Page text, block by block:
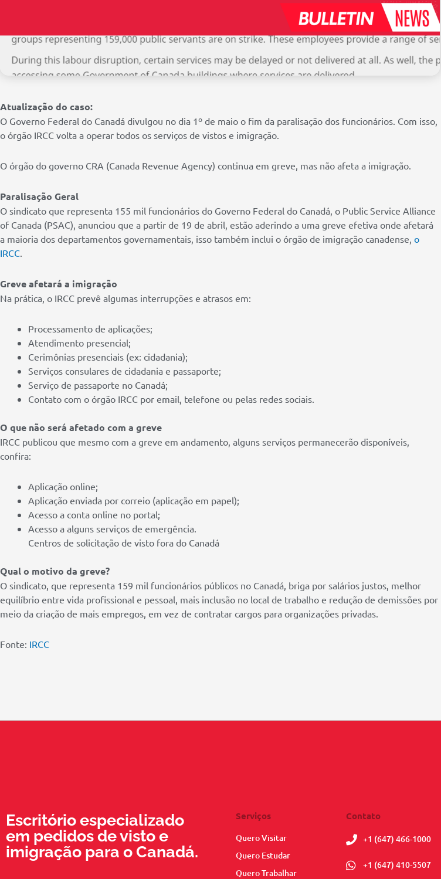
Atualização do caso:
O Governo Federal do Canadá divulgou no dia 1º de maio o fim da paralisação dos funcionários. Com isso,
o órgão IRCC volta a operar todos os serviços de vistos e imigração.
O órgão do governo CRA (Canada Revenue Agency) continua em greve, mas não afeta a imigração.
Paralisação Geral
O sindicato que representa 155 mil funcionários do Governo Federal do Canadá, o Public Service Alliance
of Canada (PSAC), anunciou que a partir de 19 de abril, estão aderindo a uma greve efetiva onde afetará
a maioria dos departamentos governamentais, isso também inclui o órgão de imigração canadense, o
IRCC
Greve afetará a imigração
Na prática, o IRCC prevê algumas interrupções e atrasos em:
Processamento de aplicações;
Atendimento presencial;
Cerimônias presenciais (ex: cidadania);
Serviços consulares de cidadania e passaporte;
Serviço de passaporte no Canadá;
Contato com o órgão IRCC por email, telefone ou pelas redes sociais.
O que não será afetado com a greve
IRCC publicou que mesmo com a greve em andamento, alguns serviços permanecerão disponíveis,
confira:
Aplicação online;
Aplicação enviada por correio (aplicação em papel);
Acesso a conta online no portal;
Acesso a alguns serviços de emergência.
Centros de solicitação de visto fora do Canadá
Qual o motivo da greve?
O sindicato, que representa 159 mil funcionários públicos no Canadá, briga por salários justos, melhor
equilíbrio entre vida profissional e pessoal, mais inclusão no local de trabalho e redução de demissões por
meio da criação de mais empregos, em vez de contratar cargos para organizações privadas.
Fonte: IRCC
Escritório especializado
em pedidos de visto e
imigração para o Canadá.
Serviços
Quero Visitar
Quero Estudar
Quero Trabalhar
Contato
+1 (647) 466-1000
+1 (647) 410-5507